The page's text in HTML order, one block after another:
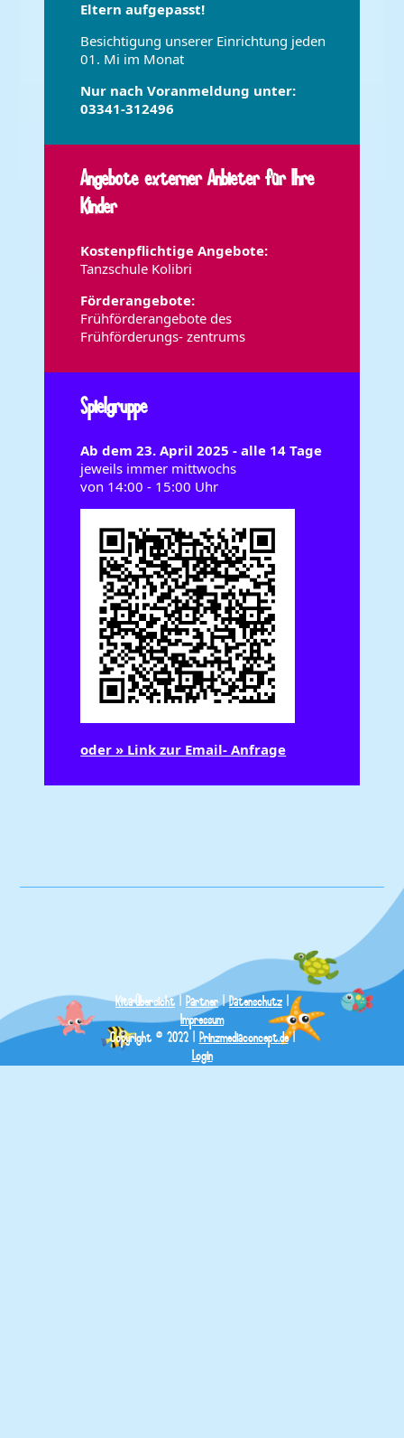
Eltern aufgepasst!
Besichtigung unserer Einrichtung jeden
01. Mi im Monat
Nur nach Voranmeldung unter:
03341-312496
Angebote externer Anbieter für Ihre
Kinder
Kostenpflichtige Angebote:
Tanzschule Kolibri
Förderangebote:
Frühförderangebote des
Frühförderungs- zentrums
Spielgruppe
Ab dem 23. April 2025 - alle 14 Tage
jeweils immer mittwochs
von 14:00 - 15:00 Uhr
oder » Link zur Email- Anfrage
Kita-Übersicht| Partner|Datenschutz |
Impressum
Copyright © 2022 | Prinzmediaconcept.de|
Login